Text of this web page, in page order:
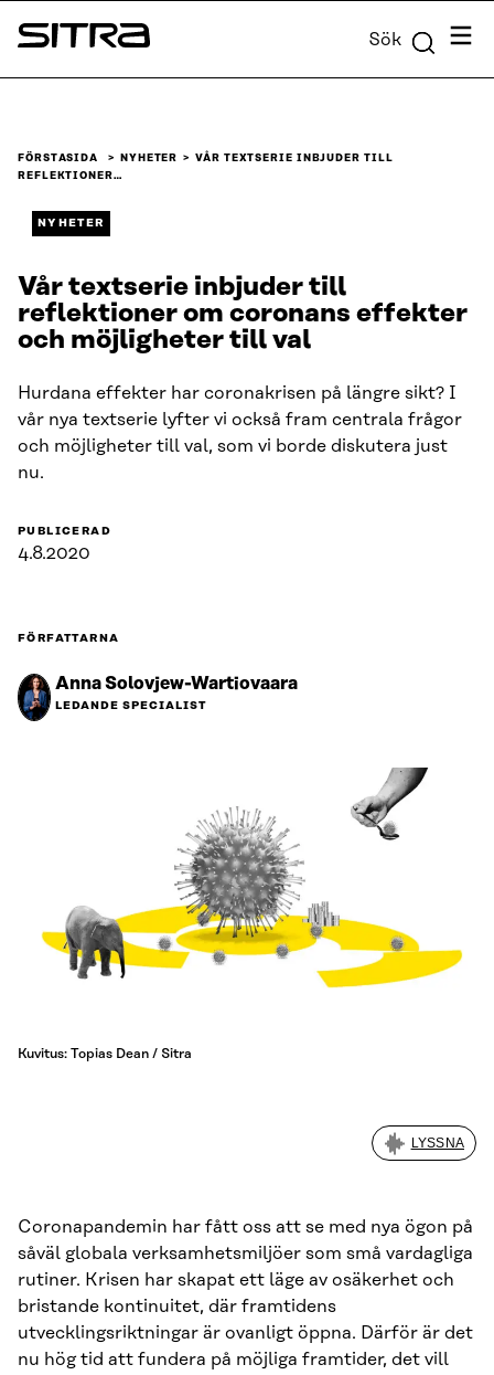
Skip to
content
Sitra Sök Meny
FÖRSTASIDA NYHETER
VÅR TEXTSERIE INBJUDER TILL
REFLEKTIONER…
NYHETER
Vår textserie inbjuder till
reflektioner om coronans effekter
och möjligheter till val
Hurdana effekter har coronakrisen på längre sikt? I
vår nya textserie lyfter vi också fram centrala frågor
och möjligheter till val, som vi borde diskutera just
nu.
PUBLICERAD
4.8.2020
FÖRFATTARNA
Anna Solovjew-Wartiovaara
LEDANDE SPECIALIST
Kuvitus: Topias Dean / Sitra
LYSSNA
Coronapandemin har fått oss att se med nya ögon på
såväl globala verksamhetsmiljöer som små vardagliga
rutiner. Krisen har skapat ett läge av osäkerhet och
bristande kontinuitet, där framtidens
utvecklingsriktningar är ovanligt öppna. Därför är det
nu hög tid att fundera på möjliga framtider, det vill